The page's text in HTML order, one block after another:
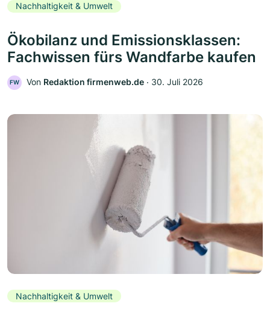
Nachhaltigkeit & Umwelt
Ökobilanz und Emissionsklassen:
Fachwissen fürs Wandfarbe kaufen
FW Von Redaktion firmenweb.de ‧ 30. Juli 2026
Nachhaltigkeit & Umwelt